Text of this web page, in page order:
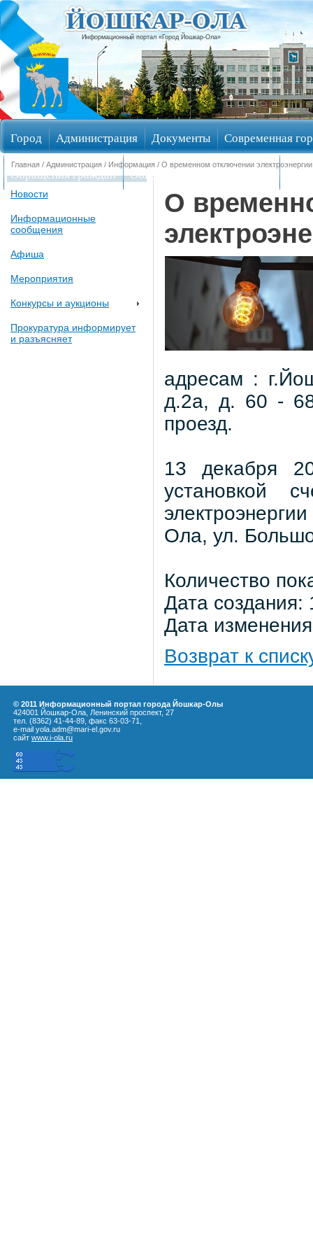
Информационный портал «Город Йошкар-Ола»
Город Администрация Документы Современная
Обращения граждан Общественные обсуждения
Главная / Администрация / Информация / О временном отключении электроэнергии
Новости
Информационные
сообщения
Афиша
Мероприятия
Конкурсы и аукционы
Прокуратура информирует
и разъясняет
О
адресам :
д.2а, д. 60 -
проезд.
13 декабря
установкой
Ола, ул.
Количество
Дата
Дата
Возврат к
© 2011 Информационный портал города Йошкар-Олы
424001 Йошкар-Ола, Ленинский проспект, 27
тел. (8362) 41-44-89, факс 63-03-71,
e-mail yola.adm@mari-el.gov.ru
сайт www.i-ola.ru